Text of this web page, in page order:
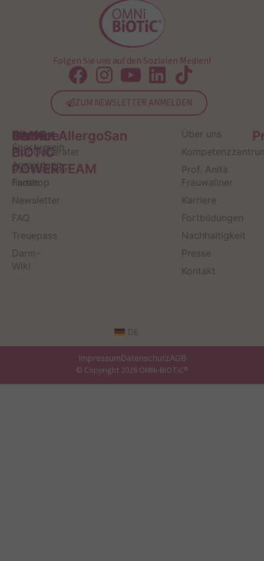
Folgen Sie uns auf den Sozialen Medien!
ZUM NEWSLETTER ANMELDEN
Service
Kontakt
Produktberater
Darmberater
finden
Newsletter
FAQ
Treuepass
Darm-
Wiki
OMNi-
BiOTiC
POWERTEAM
Infos zum
Sportverein
Anmeldung
Fanshop
Institut AllergoSan
Über uns
Prof. Anita
Frauwallner
Karriere
Fortbildungen
Nachhaltigkeit
Presse
Kontakt
DE
ImpressumDatenschutzAGB
© Copyright 2026 OMNi-BiOTiC®